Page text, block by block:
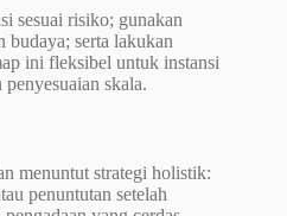
sesuai risiko; gunakan
serta lakukan
ini fleksibel untuk instansi
skala.
menuntut strategi holistik:
penuntutan setelah